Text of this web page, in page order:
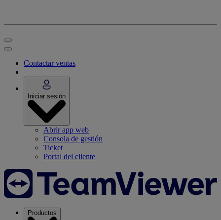
Contactar ventas
Iniciar sesión
Abrir app web
Consola de gestión
Ticket
Portal del cliente
Productos